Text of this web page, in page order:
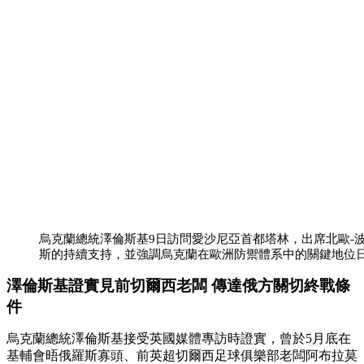
烏克蘭總統澤倫斯基9日訪問愛沙尼亞首都塔林，出席北歐-
斯的持續支持，並強調烏克蘭在歐洲防禦體系中的關鍵地位
澤倫斯基證實見前切爾西老闆 傳達俄方關切終戰條
件
烏克蘭總統澤倫斯基接受英國媒體專訪時證實，曾於5月底在
基輔會晤俄羅斯寡頭、前英超切爾西足球俱樂部老闆阿布拉莫